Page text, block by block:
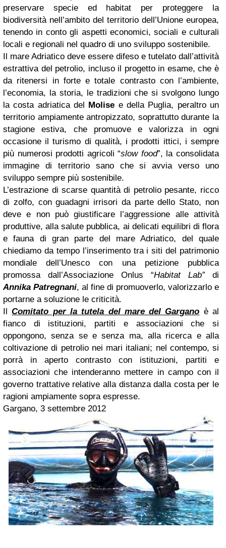
preservare specie ed habitat per proteggere la
biodiversità nell’ambito del territorio dell’Unione europea,
tenendo in conto gli aspetti economici, sociali e culturali
locali e regionali nel quadro di uno sviluppo sostenibile.
Il mare Adriatico deve essere difeso e tutelato dall’attività
estrattiva del petrolio, incluso il progetto in esame, che è
da ritenersi in forte e totale contrasto con l’ambiente,
l’economia, la storia, le tradizioni che si svolgono lungo
la costa adriatica del
Molise e della Puglia, peraltro un
territorio ampiamente antropizzato, soprattutto durante la
stagione estiva, che promuove e valorizza in ogni
occasione il turismo di qualità, i prodotti ittici, i sempre
più numerosi prodotti agricoli “slow food”, la consolidata
immagine di territorio sano che si avvia verso uno
sviluppo sempre più sostenibile.
L’estrazione di scarse quantità di petrolio pesante, ricco
di zolfo, con guadagni irrisori da parte dello Stato, non
deve e non può giustificare l’aggressione alle attività
produttive, alla salute pubblica, ai delicati equilibri di flora
e fauna di gran parte del mare Adriatico, del quale
chiediamo da tempo l’inserimento tra i siti del patrimonio
mondiale dell’Unesco con una petizione pubblica
promossa dall’Associazione Onlus “Habitat Lab”di
Annika Patregnani, al fine di promuoverlo, valorizzarlo e
portarne a soluzione le criticità.
IlComitato per la tutela del mare del Gargano è al
fianco di istituzioni, partiti e associazioni che si
oppongono, senza se e senza ma, alla ricerca e alla
coltivazione di petrolio nei mari italiani; nel contempo, si
porrà in aperto contrasto con istituzioni, partiti e
associazioni che intenderanno mettere in campo con il
governo trattative relative alla distanza dalla costa per le
ragioni ampiamente sopra espresse.
Gargano, 3 settembre 2012